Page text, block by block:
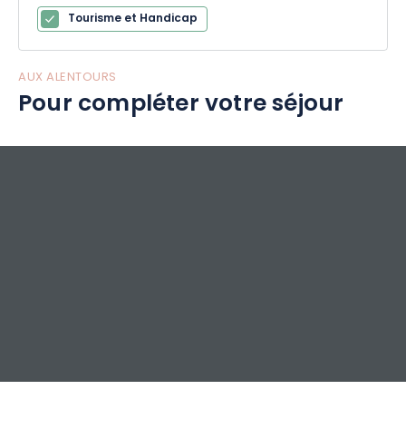
Tourisme et Handicap
AUX ALENTOURS
Pour compléter votre séjour